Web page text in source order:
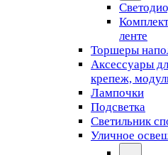
ленте
Торшеры
Аксессуары
крепеж,
Лампочки
Подсветка
Светильник
Уличное